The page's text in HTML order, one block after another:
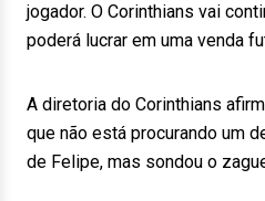
jogador. O Corinthians vai
poderá lucrar em uma venda
A diretoria do Corinthians
que não está procurando um
de Felipe, mas sondou o